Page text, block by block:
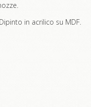
in acrilico su MDF.